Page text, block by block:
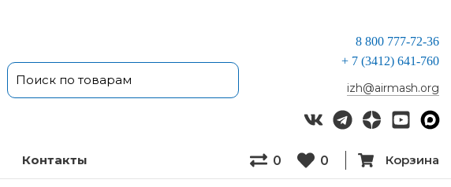
8 800 777-72-36
+ 7 (3412) 641-760
izh@airmash.org
Кон­так­ты 0 0 Корзина